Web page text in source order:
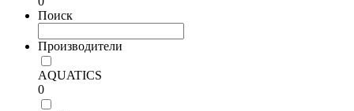
Поиск
Производители
AQUATICS
0